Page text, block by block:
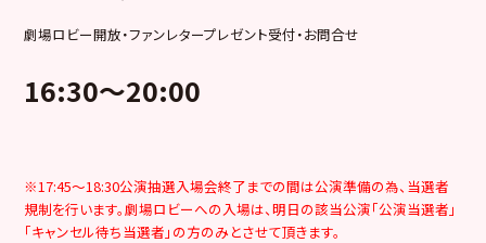
劇場ロビー開放・ファンレタープレゼント受付・お問合せ
16:30～20:00
※17:45～18:30公演抽選入場会終了までの間は公演準備の為、当選者
規制を行います。劇場ロビーへの入場は、明日の該当公演「公演当選者」
「キャンセル待ち当選者」の方のみとさせて頂きます。